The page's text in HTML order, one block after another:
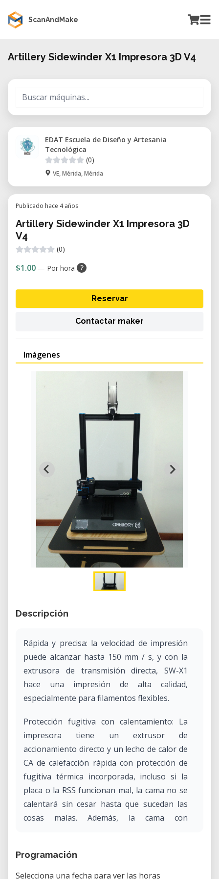
ScanAndMake
Artillery Sidewinder X1 Impresora 3D V4
EDAT Escuela de Diseño y Artesania
Tecnológica
(0)
VE, Mérida, Mérida
Publicado hace 4 años
Artillery Sidewinder X1 Impresora 3D
V4
(0)
$1.00 — Por hora ?
Reservar
Contactar maker
Imágenes
Descripción
Rápida y precisa: la velocidad de impresión
puede alcanzar hasta 150 mm / s, y con la
extrusora de transmisión directa, SW-X1
hace una impresión de alta calidad,
especialmente para filamentos flexibles.
Protección fugitiva con calentamiento: La
impresora tiene un extrusor de
accionamiento directo y un lecho de calor de
CA de calefacción rápida con protección de
fugitiva térmica incorporada, incluso si la
placa o la RSS funcionan mal, la cama no se
calentará sin cesar hasta que sucedan las
cosas malas. Además, la cama con
unos cinco minutos para calentar hasta 110
° C. Con la superficie de cabeza lisa de vidrio
Programación
Selecciona una fecha para ver las horas